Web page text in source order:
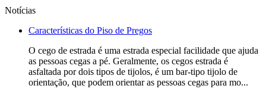
Notícias
Características do Piso de Pregos
O cego de estrada é uma estrada especial facilidade que ajuda
as pessoas cegas a pé. Geralmente, os cegos estrada é
asfaltada por dois tipos de tijolos, é um bar-tipo tijolo de
orientação, que podem orientar as pessoas cegas para mo...